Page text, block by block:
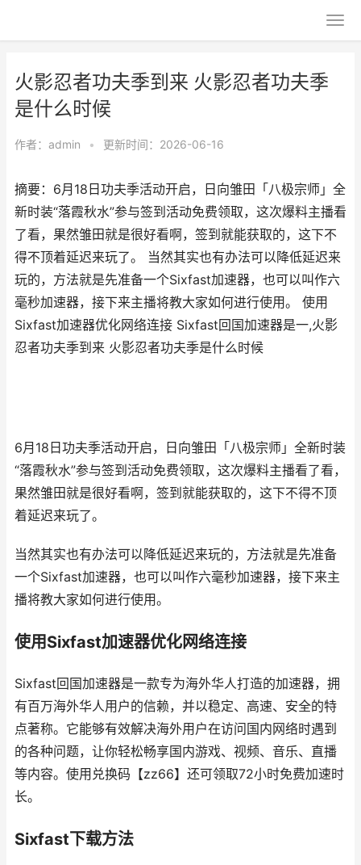
火影忍者功夫季到来 火影忍者功夫季
是什么时候
作者： admin • 更新时间：2026-06-16
摘要：6月18日功夫季活动开启，日向雏田「八极宗师」全
新时装“落霞秋水”参与签到活动免费领取，这次爆料主播看
了看，果然雏田就是很好看啊，签到就能获取的，这下不
得不顶着延迟来玩了。 当然其实也有办法可以降低延迟来
玩的，方法就是先准备一个Sixfast加速器，也可以叫作六
毫秒加速器，接下来主播将教大家如何进行使用。 使用
Sixfast加速器优化网络连接 Sixfast回国加速器是一,火影
忍者功夫季到来 火影忍者功夫季是什么时候
6月18日功夫季活动开启，日向雏田「八极宗师」全新时装
“落霞秋水”参与签到活动免费领取，这次爆料主播看了看，
果然雏田就是很好看啊，签到就能获取的，这下不得不顶
着延迟来玩了。
当然其实也有办法可以降低延迟来玩的，方法就是先准备
一个Sixfast加速器，也可以叫作六毫秒加速器，接下来主
播将教大家如何进行使用。
使用Sixfast加速器优化网络连接
Sixfast回国加速器是一款专为海外华人打造的加速器，拥
有百万海外华人用户的信赖，并以稳定、高速、安全的特
点著称。它能够有效解决海外用户在访问国内网络时遇到
的各种问题，让你轻松畅享国内游戏、视频、音乐、直播
等内容。使用兑换码【zz66】还可领取72小时免费加速时
长。
Sixfast下载方法